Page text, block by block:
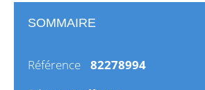
SOMMAIRE
Référence
82278994